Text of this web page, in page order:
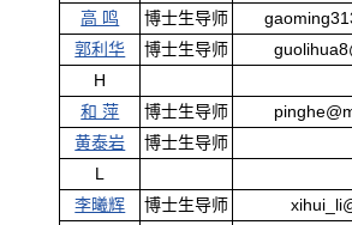
高 鸣
博士生导师
郭利华
博士生导师
H
和 萍
博士生导师
黄泰岩
博士生导师
L
李曦辉
博士生导师